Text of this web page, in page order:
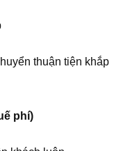
thuận tiện khắp
phí)